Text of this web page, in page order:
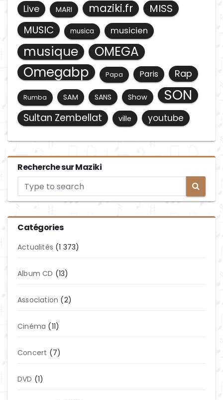
Live MARI maziki.fr
MISS
MUSIC
musica musicien
musique OMEGA
Omegabp Papa Paris Rap
Rumba SAM SANS Show SON
Sultan Zembellat ville youtube
Recherche sur Maziki
Catégories
Actualités (1 373)
Album CD (13)
Association (2)
Cinéma (11)
Concert (7)
DVD (1)